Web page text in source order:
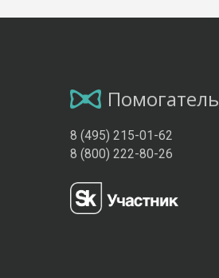
Помогатель
8 (495) 215-01-62
8 (800) 222-80-26